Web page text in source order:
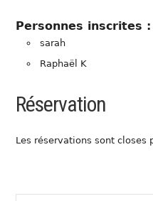
Personnes inscrites :
sarah
Raphaël K
Réservation
Les réservations sont closes